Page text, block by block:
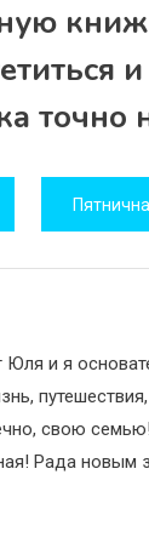
точно
и я
свою
Рада новым